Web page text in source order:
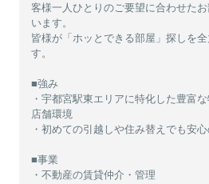
客様一人ひとりのご要望に合わせた
います。
皆様が「ホッとできる部屋」探しを
す。
■強み
・宇都宮駅東エリアに特化した豊富
店舗環境
・初めての引越しや住み替えでも安
■事業
・不動産の賃貸仲介・管理